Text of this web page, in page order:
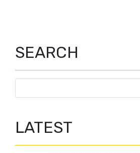
SEARCH
LATEST